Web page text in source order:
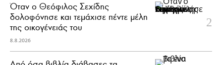
Όταν ο Θεόφιλος Σεχίδης
δολοφόνησε και τεμάχισε πέντε μέλη
της οικογένειάς του
8.8.2026